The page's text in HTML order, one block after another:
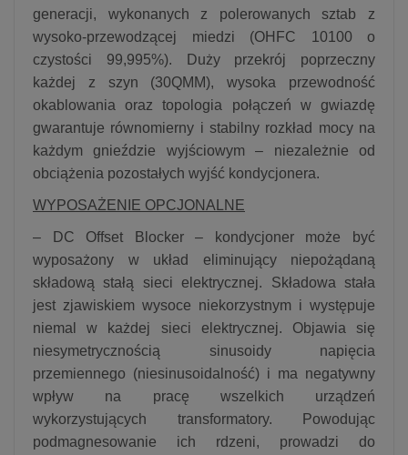
generacji, wykonanych z polerowanych sztab z
wysoko-przewodzącej miedzi (OHFC 10100 o
czystości 99,995%). Duży przekrój poprzeczny
każdej z szyn (30QMM), wysoka przewodność
okablowania oraz topologia połączeń w gwiazdę
gwarantuje równomierny i stabilny rozkład mocy na
każdym gnieździe wyjściowym – niezależnie od
obciążenia pozostałych wyjść kondycjonera.
WYPOSAŻENIE OPCJONALNE
– DC Offset Blocker – kondycjoner może być
wyposażony w układ eliminujący niepożądaną
składową stałą sieci elektrycznej. Składowa stała
jest zjawiskiem wysoce niekorzystnym i występuje
niemal w każdej sieci elektrycznej. Objawia się
niesymetrycznością sinusoidy napięcia
przemiennego (niesinusoidalność) i ma negatywny
wpływ na pracę wszelkich urządzeń
wykorzystujących transformatory. Powodując
podmagnesowanie ich rdzeni, prowadzi do